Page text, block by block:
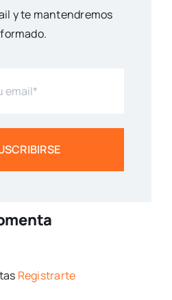
y te mantendremos
Registrarte